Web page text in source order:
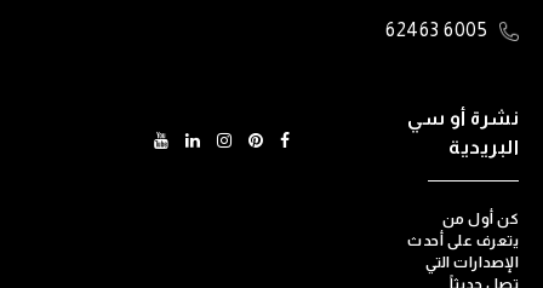
6005 62463
نشرة أو سي
البريدية
كن أول من
يتعرف على أحدث
الإصدارات التي
تصل حديثاً